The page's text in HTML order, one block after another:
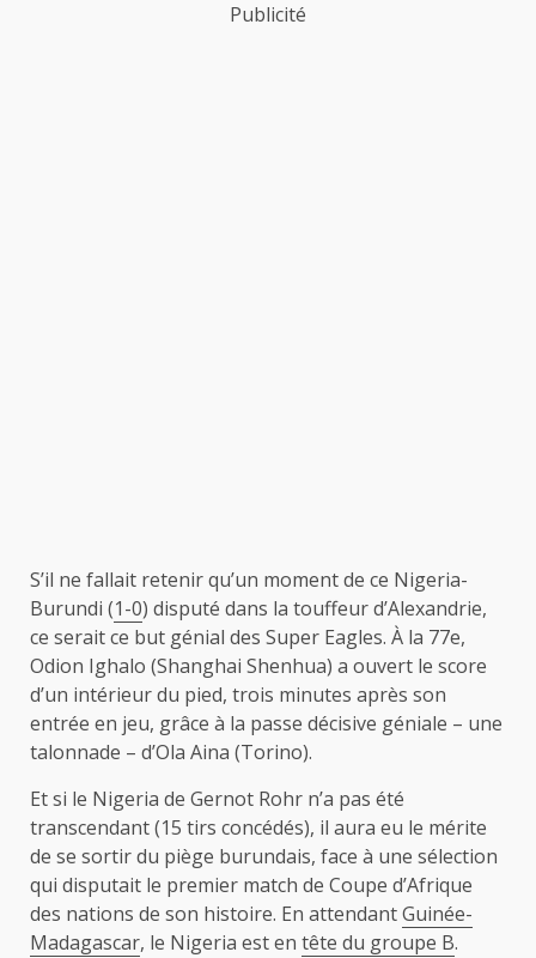
Publicité
S’il ne fallait retenir qu’un moment de ce Nigeria-
Burundi (1-0) disputé dans la touffeur d’Alexandrie,
ce serait ce but génial des Super Eagles. À la 77e,
Odion Ighalo (Shanghai Shenhua) a ouvert le score
d’un intérieur du pied, trois minutes après son
entrée en jeu, grâce à la passe décisive géniale – une
talonnade – d’Ola Aina (Torino).
Et si le Nigeria de Gernot Rohr n’a pas été
transcendant (15 tirs concédés), il aura eu le mérite
de se sortir du piège burundais, face à une sélection
qui disputait le premier match de Coupe d’Afrique
des nations de son histoire. En attendantGuinée-
Madagascar, le Nigeria est en tête du groupe B.